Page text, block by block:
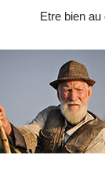
Etre bien